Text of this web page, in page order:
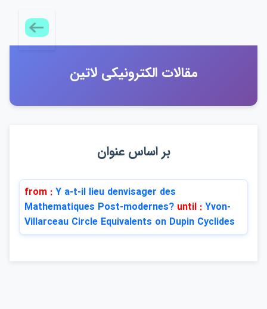
مقالات الكترونيكي لاتين
بر اساس عنوان
from : Y a-t-il lieu denvisager des
Mathematiques Post-modernes? until : Yvon-
Villarceau Circle Equivalents on Dupin Cyclides